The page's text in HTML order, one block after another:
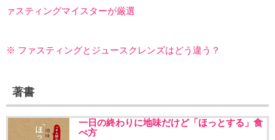
ァスティングマイスターが厳選
※ ファスティングとジュースクレンズはどう違う？
著書
一日の終わりに地味だけど「ほっとする」食
べ方